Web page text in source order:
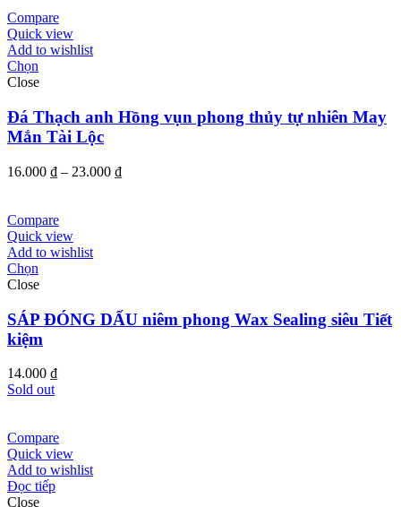
Compare
Quick view
Add to wishlist
Chọn
Close
Đá Thạch anh Hồng vụn phong thủy tự nhiên May
Mắn Tài Lộc
16.000 ₫ – 23.000 ₫Khoảng
Compare
Quick view
Add to wishlist
Chọn
Close
SÁP ĐÓNG DẤU niêm phong Wax Sealing siêu Tiết
kiệm
14.000 ₫
Sold out
Compare
Quick view
Add to wishlist
Đọc tiếp
Close